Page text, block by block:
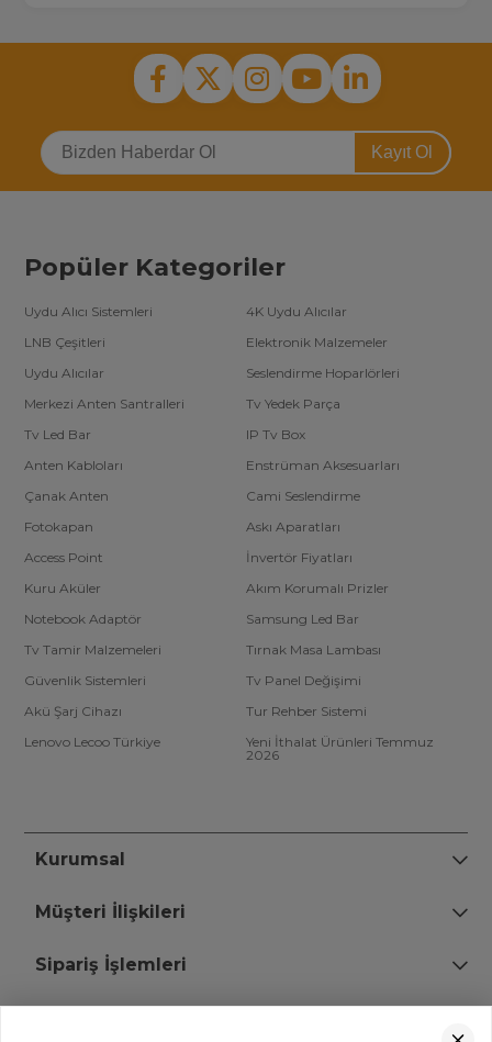
Kayıt Ol
Popüler Kategoriler
Uydu Alıcı Sistemleri
4K Uydu Alıcılar
LNB Çeşitleri
Elektronik Malzemeler
Uydu Alıcılar
Seslendirme Hoparlörleri
Merkezi Anten Santralleri
Tv Yedek Parça
Tv Led Bar
IP Tv Box
Anten Kabloları
Enstrüman Aksesuarları
Çanak Anten
Cami Seslendirme
Fotokapan
Askı Aparatları
Access Point
İnvertör Fiyatları
Kuru Aküler
Akım Korumalı Prizler
Notebook Adaptör
Samsung Led Bar
Tv Tamir Malzemeleri
Tırnak Masa Lambası
Güvenlik Sistemleri
Tv Panel Değişimi
Akü Şarj Cihazı
Tur Rehber Sistemi
Lenovo Lecoo Türkiye
Yeni İthalat Ürünleri Temmuz
2026
Kurumsal
Müşteri İlişkileri
Sipariş İşlemleri